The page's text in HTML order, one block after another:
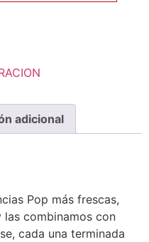
adicional
Pop más frescas,
combinamos con
cada una terminada